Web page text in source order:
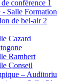
conférence 1
Salle
de bel-air 2
Cazard
Rambert
Conseil
–